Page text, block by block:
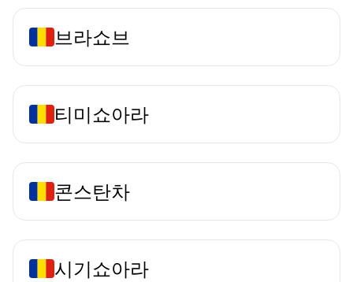
브라쇼브
티미쇼아라
콘스탄차
시기쇼아라